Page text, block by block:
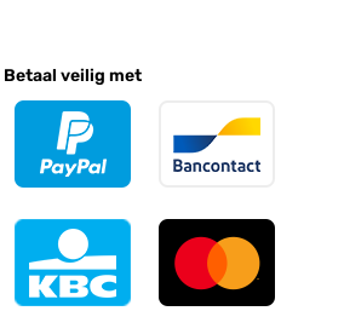
Betaal veilig met